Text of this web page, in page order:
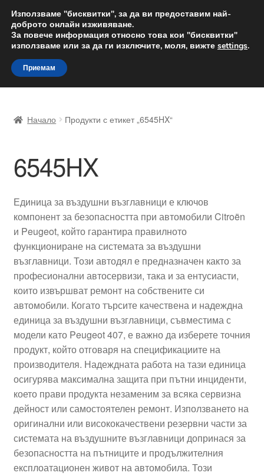
ДОСТАВКА от 12 лв.
Доставка по целия свят
Skip
to
navigation
Skip
to
content
Доставка по целия свят
Жалби
Количка
Контакт
Моята сметка
Плащанията
Политика за поверителност
Правила и условия
Процедура за рекламации
Разгледайте
Транспорт
Начало Продукти с етикет „6545HX“
6545HX
Единица за въздушни възглавници е ключов
компонент за безопасността при автомобили Citroën
и Peugeot, който гарантира правилното
функциониране на системата за въздушни
възглавници. Този автодял е предназначен както за
професионални автосервизи, така и за ентусиасти,
които извършват ремонт на собствените си
автомобили. Когато търсите качествена и надеждна
единица за въздушни възглавници, съвместима с
модели като Peugeot 407, е важно да изберете точния
продукт, който отговаря на спецификациите на
производителя. Надеждната работа на тази единица
осигурява максимална защита при пътни инциденти,
което прави продукта незаменим за всяка сервизна
дейност или самостоятелен ремонт. Използването на
оригинални или висококачествени резервни части за
системата на въздушните възглавници допринася за
безопасността на пътниците и продължителния
експлоатационен живот на автомобила. Този
Използваме "бисквитки", за да ви предоставим най-
доброто онлайн изживяване.
За повече информация относно това кои "бисквитки"
използваме или за да ги изключите, моля, вижте settings.
Приемам